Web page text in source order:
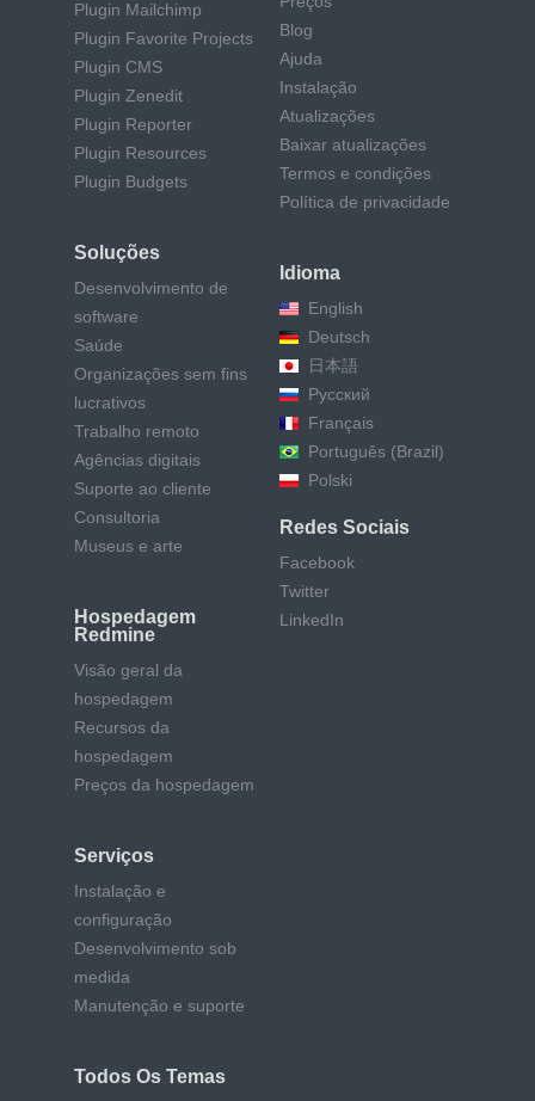
Plugin Mailchimp
Plugin Favorite Projects
Plugin CMS
Plugin Zenedit
Plugin Reporter
Plugin Resources
Plugin Budgets
Soluções
Desenvolvimento de
software
Saúde
Organizações sem fins
lucrativos
Trabalho remoto
Agências digitais
Suporte ao cliente
Consultoria
Museus e arte
Hospedagem
Redmine
Visão geral da
hospedagem
Recursos da
hospedagem
Preços da hospedagem
Serviços
Instalação e
configuração
Desenvolvimento sob
medida
Manutenção e suporte
Todos Os Temas
Blog
Ajuda
Instalação
Atualizações
Baixar atualizações
Termos e condições
Política de privacidade
Idioma
English
Deutsch
日本語
Русский
Français
Português (Brazil)
Polski
Redes Sociais
Facebook
Twitter
LinkedIn